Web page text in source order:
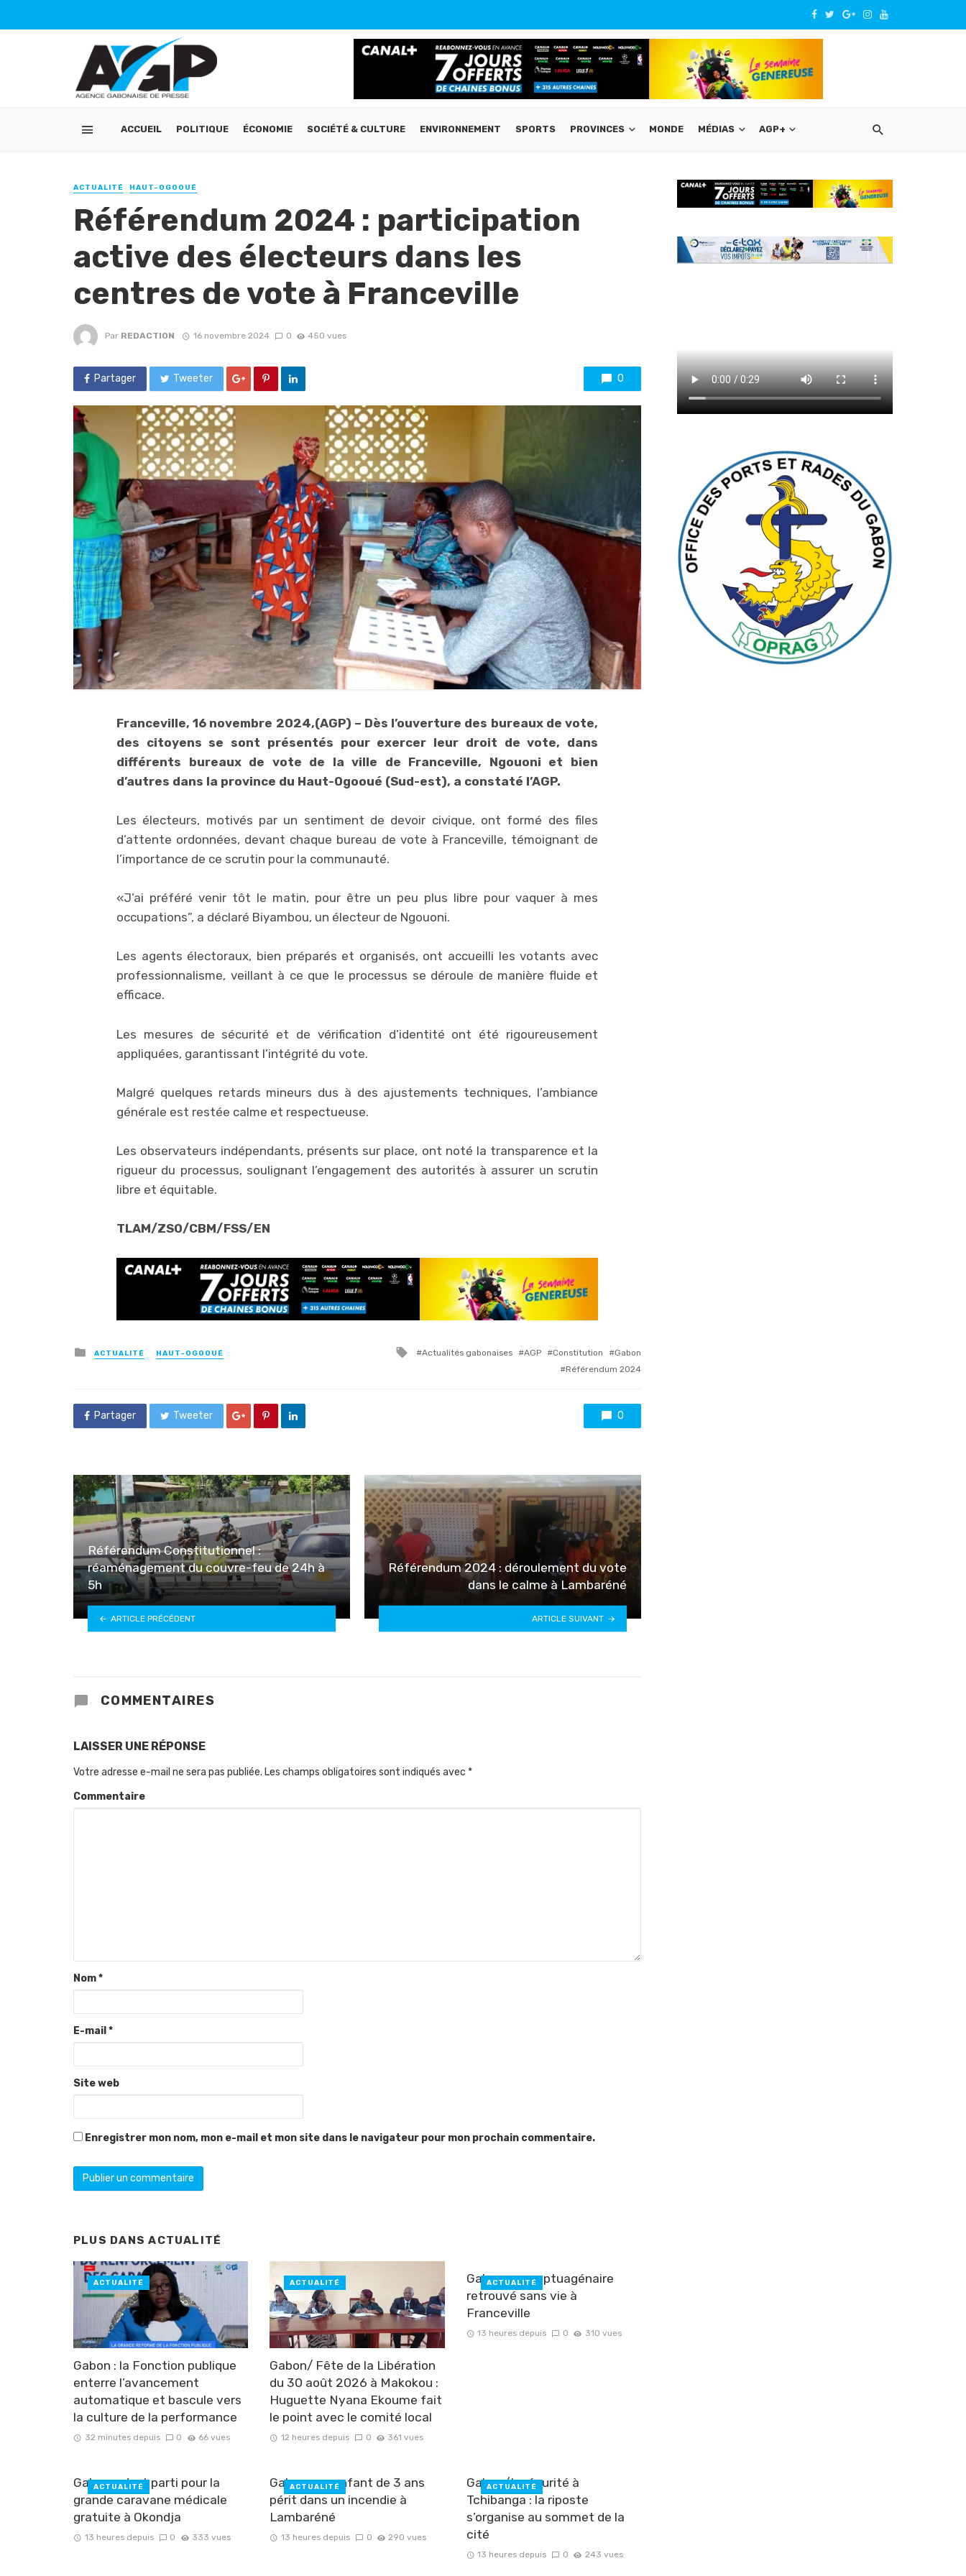
ACCUEIL POLITIQUE ÉCONOMIE SOCIÉTÉ & CULTURE ENVIRONNEMENT SPORTS PROVINCES MONDE MÉDIAS AGP+
ACTUALITÉ HAUT-OGOOUÉ
Référendum 2024 : participation
active des électeurs dans les
centres de vote à Franceville
Par REDACTION 16 novembre 2024 0 450 vues
Partager Tweeter 0
Franceville, 16 novembre 2024,(AGP) – Dès l’ouverture des bureaux de vote,
des citoyens se sont présentés pour exercer leur droit de vote, dans
différents bureaux de vote de la ville de Franceville, Ngouoni et bien
d’autres dans la province du Haut-Ogooué (Sud-est), a constaté l’AGP.
Les électeurs, motivés par un sentiment de devoir civique, ont formé des files
d’attente ordonnées, devant chaque bureau de vote à Franceville, témoignant de
l’importance de ce scrutin pour la communauté.
«J’ai préféré venir tôt le matin, pour être un peu plus libre pour vaquer à mes
occupations”, a déclaré Biyambou, un électeur de Ngouoni.
Les agents électoraux, bien préparés et organisés, ont accueilli les votants avec
professionnalisme, veillant à ce que le processus se déroule de manière fluide et
efficace.
Les mesures de sécurité et de vérification d’identité ont été rigoureusement
appliquées, garantissant l’intégrité du vote.
Malgré quelques retards mineurs dus à des ajustements techniques, l’ambiance
générale est restée calme et respectueuse.
Les observateurs indépendants, présents sur place, ont noté la transparence et la
rigueur du processus, soulignant l’engagement des autorités à assurer un scrutin
libre et équitable.
TLAM/ZSO/CBM/FSS/EN
Posted
in
ACTUALITÉ HAUT-OGOOUÉ
Tagged
Actualités gabonaises AGP Constitution
Gabon
Référendum 2024
Partager Tweeter 0
Référendum Constitutionnel :
réaménagement du couvre-feu de 24h à
5h
ARTICLE PRÉCÉDENT
Référendum 2024 : déroulement du vote
dans le calme à Lambaréné
ARTICLE SUIVANT
COMMENTAIRES
LAISSER UNE RÉPONSE
Votre adresse e-mail ne sera pas publiée. Les champs obligatoires sont indiqués avec *
Commentaire
Nom*
E-mail *
Site web
Enregistrer mon nom, mon e-mail et mon site dans le navigateur pour mon prochain commentaire.
PLUS DANSACTUALITÉ
Gabon : la Fonction publique
enterre l’avancement
automatique et bascule vers
la culture de la performance
32 minutes depuis 0 66 vues
ACTUALITÉ
Gabon/ Fête de la Libération
du 30 août 2026 à Makokou :
Huguette Nyana Ekoume fait
le point avec le comité local
12 heures depuis 0 361 vues
ACTUALITÉ
Gabon : un septuagénaire
retrouvé sans vie à
Franceville
13 heures depuis 0 310 vues
ACTUALITÉ
Gabon : c’est parti pour la
grande caravane médicale
gratuite à Okondja
13 heures depuis 0 333 vues
ACTUALITÉ
Gabon : un enfant de 3 ans
périt dans un incendie à
Lambaréné
13 heures depuis 0 290 vues
ACTUALITÉ
Gabon/Insécurité à
Tchibanga : la riposte
s’organise au sommet de la
cité
13 heures depuis 0 243 vues
ACTUALITÉ